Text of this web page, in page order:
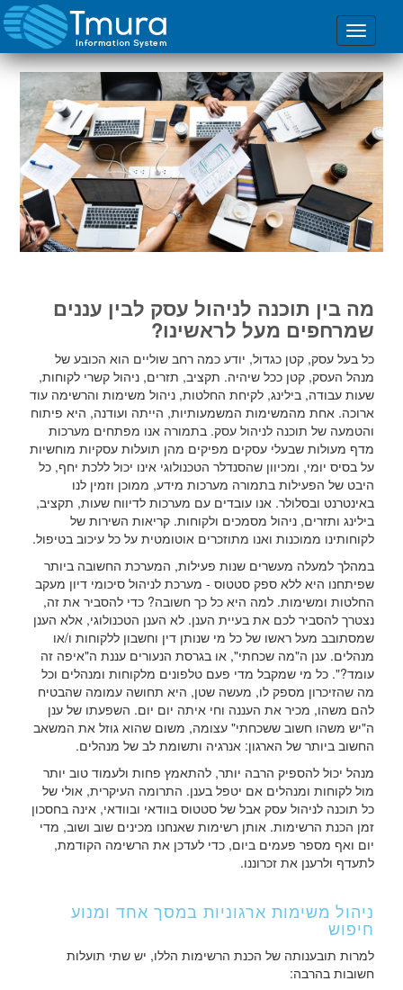
מה בין תוכנה לניהול עסק לבין עננים
שמרחפים מעל לראשינו?
כל בעל עסק, קטן כגדול, יודע כמה רחב שוליים הוא הכובע של
מנהל העסק, קטן ככל שיהיה. תקציב, תזרים, ניהול קשרי לקוחות,
שעות עבודה, בילינג, לקיחת החלטות, ניהול משימות והרשימה עוד
ארוכה. אחת מהמשימות המשמעותיות, הייתה ועודנה, היא פיתוח
והטמעה של תוכנה לניהול עסק. בתמורה אנו מפתחים מערכות
מדף מעולות שבעלי עסקים מפיקים מהן תועלות עסקיות מוחשיות
על בסיס יומי, ומכיוון שהסנדלר הטכנולוגי אינו יכול ללכת יחף, כל
היבט של הפעילות בתמורה מערכות מידע, ממוכן וזמין לנו
באינטרנט ובסלולר. אנו עובדים עם מערכות לדיווח שעות, תקציב,
בילינג ותזרים, ניהול מסמכים ולקוחות. קריאות השירות של
לקוחותינו ממוכנות ואנו מתוזכרים אוטומטית על כל עיכוב בטיפול.
במהלך למעלה מעשרים שנות פעילות, המערכת החשובה ביותר
שפיתחנו היא ללא ספק סטטוס - מערכת לניהול סיכומי דיון מעקב
החלטות ומשימות. למה היא כל כך חשובה? כדי להסביר את זה,
נצטרך להסביר לכם את בעיית הענן. לא הענן הטכנולוגי, אלא הענן
שמסתובב מעל ראשו של כל מי שנותן דין וחשבון ללקוחות ו/או
מנהלים. ענן ה"מה שכחתי", או בגרסת הנעורים עננת ה"איפה זה
עומד?". כל מי שמקבל מדי פעם טלפונים מלקוחות ומנהלים וכל
מה שהזיכרון מספק לו, מעשה שטן, היא תחושה עמומה שהבטיח
להם משהו, מכיר את העננה וחי איתה יום יום. השפעתו של ענן
ה"יש משהו חשוב ששכחתי" עצומה, משום שהוא גוזל את המשאב
החשוב ביותר של הארגון: אנרגיה ותשומת לב של מנהלים.
מנהל יכול להספיק הרבה יותר, להתאמץ פחות ולעמוד טוב יותר
מול לקוחות ומנהלים אם יטפל בענן. התרומה העיקרית, אולי של
כל תוכנה לניהול עסק אבל של סטטוס בוודאי ובוודאי, אינה בחסכון
זמן הכנת הרשימות. אותן רשימות שאנחנו מכינים שוב ושוב, מדי
יום ואף מספר פעמים ביום, כדי לעדכן את הרשימה הקודמת,
לתעדף ולרענן את זכרוננו.
ניהול משימות ארגוניות במסך אחד ומנוע
חיפוש
למרות תובענותה של הכנת הרשימות הללו, יש שתי תועלות
חשובות בהרבה: